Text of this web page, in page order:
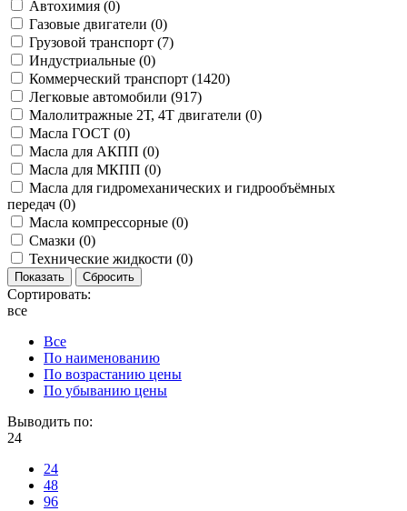
Автохимия (0)
Газовые двигатели (0)
Грузовой транспорт (7)
Индустриальные (0)
Коммерческий транспорт (1420)
Легковые автомобили (917)
Малолитражные 2Т, 4Т двигатели (0)
Масла ГОСТ (0)
Масла для АКПП (0)
Масла для МКПП (0)
Масла для гидромеханических и гидрообъёмных
передач (0)
Масла компрессорные (0)
Смазки (0)
Технические жидкости (0)
Сортировать:
все
Все
По наименованию
По возрастанию цены
По убыванию цены
Выводить по:
24
24
48
96